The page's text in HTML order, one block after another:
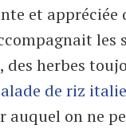
et
les
herbes
de riz
on ne